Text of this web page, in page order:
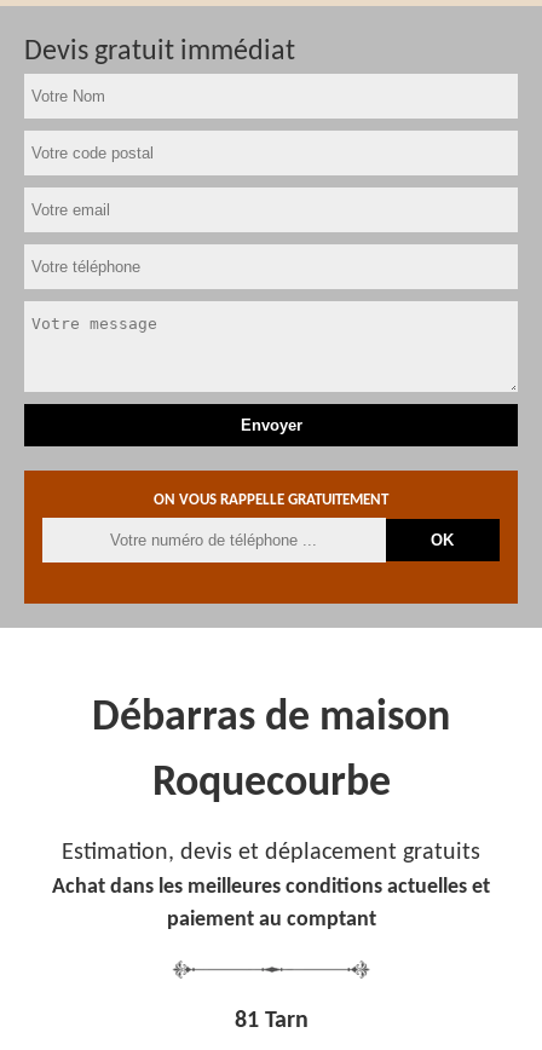
Devis gratuit immédiat
ON VOUS RAPPELLE GRATUITEMENT
Débarras de maison
Roquecourbe
Estimation, devis et déplacement gratuits
Achat dans les meilleures conditions actuelles et
paiement au comptant
81 Tarn